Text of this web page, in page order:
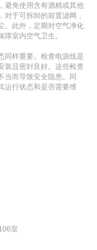
避免使用含有酒精或其他
于可拆卸的前置滤网，
。此外，定期对空气净化
室内空气卫生。
样重要。检查电源线是
装且密封良好。这些检查
当而导致安全隐患。同
运行状态和是否需要维
室